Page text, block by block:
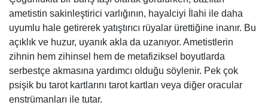
ametistin sakinleştirici varlığının, hayalciyi İlahi ile daha
uyumlu hale getirerek yatıştırıcı rüyalar ürettiğine inanır. Bu
açıklık ve huzur, uyanık akla da uzanıyor. Ametistlerin
zihnin hem zihinsel hem de metafiziksel boyutlarda
serbestçe akmasına yardımcı olduğu söylenir. Pek çok
psişik bu tarot kartlarını tarot kartları veya diğer oracular
enstrümanları ile tutar.